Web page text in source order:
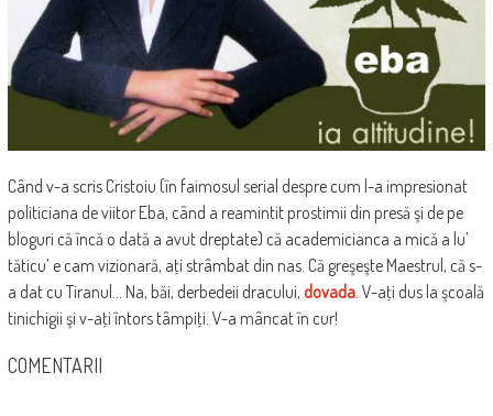
Când v-a scris Cristoiu (în faimosul serial despre cum l-a impresionat
politiciana de viitor Eba, când a reamintit prostimii din presă şi de pe
bloguri că încă o dată a avut dreptate) că academicianca a mică a lu’
tăticu’ e cam vizionară, aţi strâmbat din nas. Că greşeşte Maestrul, că s-
a dat cu Tiranul… Na, băi, derbedeii dracului, dovada. V-aţi dus la şcoală
tinichigii şi v-aţi întors tâmpiţi. V-a mâncat în cur!
COMENTARII